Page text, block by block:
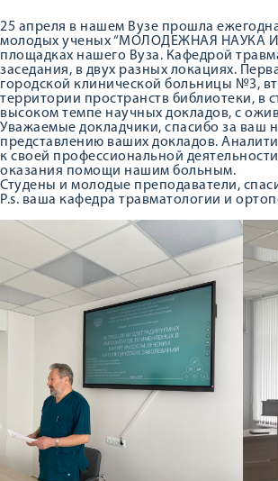
25 апреля в нашем Вузе прошла
молодых ученых “МОЛОДЕЖНАЯ НАУКА И
площадках нашего Вуза. Кафедрой
заседания, в двух разных локациях.
городской клинической больницы №3,
территории пространств библиотеки, в
высоком темпе научных докладов, с
Уважаемые докладчики, спасибо за
представлению ваших докладов.
к своей профессиональной
оказания помощи нашим больным.
Студены и молодые преподаватели,
P.s. ваша кафедра травматологии и